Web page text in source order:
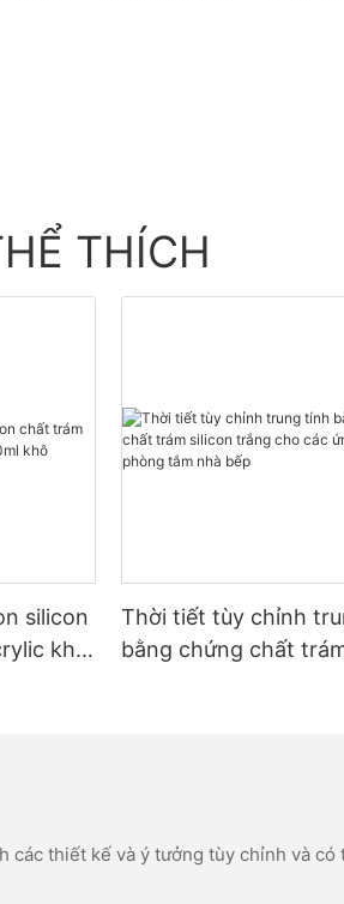
THÍCH
silicon
khô
Thời tiết tùy chỉnh
bằng chứng chất
các thiết kế và ý tưởng tùy chỉnh và